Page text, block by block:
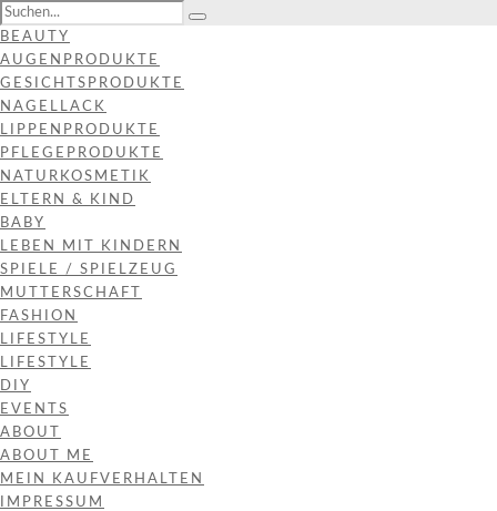
BEAUTY
AUGENPRODUKTE
GESICHTSPRODUKTE
NAGELLACK
LIPPENPRODUKTE
PFLEGEPRODUKTE
NATURKOSMETIK
ELTERN & KIND
BABY
LEBEN MIT KINDERN
SPIELE / SPIELZEUG
MUTTERSCHAFT
FASHION
LIFESTYLE
LIFESTYLE
DIY
EVENTS
ABOUT
ABOUT ME
MEIN KAUFVERHALTEN
IMPRESSUM